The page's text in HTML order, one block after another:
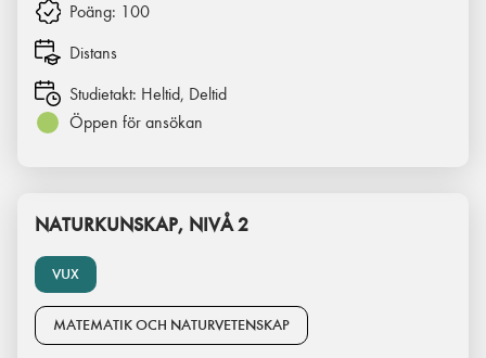
Poäng: 100
Distans
Studietakt: Heltid, Deltid
Öppen för ansökan
VUX
NATURKUNSKAP, NIVÅ 2
MATEMATIK OCH NATURVETENSKAP